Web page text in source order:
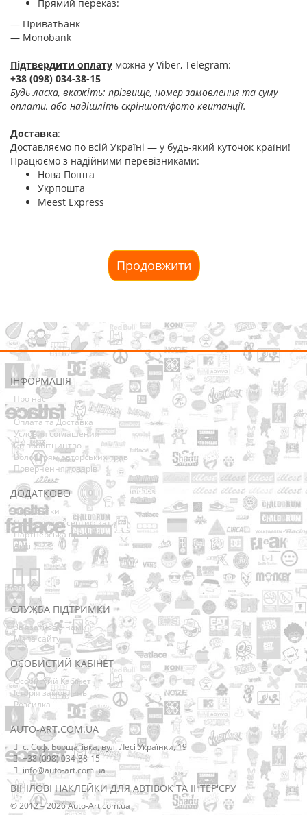
Прямий переказ:
— ПриватБанк
— Monobank
Підтвердити оплату можна у Viber, Telegram:
+38 (098) 034-38-15
Будь ласка, вкажіть: прізвище, номер замовлення та суму
оплати, або надішліть скріншот/фото квитанції.
Доставка:
Доставляємо по всій Україні — у будь-який куточок країни!
Працюємо з надійними перевізниками:
Нова Пошта
Укрпошта
Meest Express
Продовжити
ІНФОРМАЦІЯ
Про нас
Доставка
Оплата та Доставка
Условия соглашения
Співробітництво
Володарям авторських прав
Повернення товарів
ДОДАТКОВО
Виробники
Подарункові сертифікати
Партнерська програма
Акції
СЛУЖБА ПІДТРИМКИ
Зв’язатися з нами
Мапа сайту
ОСОБИСТИЙ КАБІНЕТ
Особистий Кабінет
Історія замовлень
Розсилка
AUTO-ART.COM.UA
с. Соф. Борщагівка, вул. Лесі Українки, 19
+38 (098) 034-38-15
info@auto-art.com.ua
ВІНІЛОВІ НАКЛЕЙКИ ДЛЯ АВТІВОК ТА ІНТЕР'ЄРУ
© 2012 – 2026 Auto-Art.com.ua